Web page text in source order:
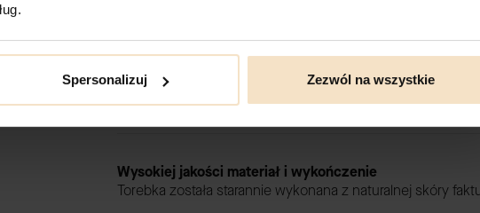
Spersonalizuj Zezwól na wszystkie
IVY koniak skórzane etui na klucze zero
Wysokiej jakości materiał i wykończenie
Torebka została starannie wykonana z naturalnej skóry